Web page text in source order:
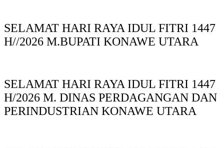
SELAMAT HARI RAYA IDUL FITRI 1447
H//2026 M.BUPATI KONAWE UTARA
SELAMAT HARI RAYA IDUL FITRI 1447
H/2026 M. DINAS PERDAGANGAN DAN
PERINDUSTRIAN KONAWE UTARA